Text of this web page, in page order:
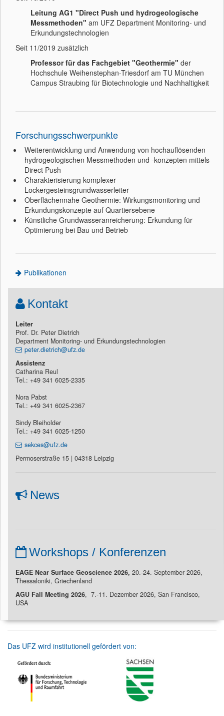
Leitung AG1 "Direct Push und hydrogeologische
Messmethoden" am UFZ Department Monitoring- und
Erkundungstechnologien
Seit 11/2019 zusätzlich
Professor für das Fachgebiet "Geothermie" der
Hochschule Weihenstephan-Triesdorf am TU München
Campus Straubing für Biotechnologie und Nachhaltigkeit
Forschungsschwerpunkte
Weiterentwicklung und Anwendung von hochauflösenden
hydrogeologischen Messmethoden und -konzepten mittels
Direct Push
Charakterisierung komplexer
Lockergesteinsgrundwasserleiter
Oberflächennahe Geothermie: Wirkungsmonitoring und
Erkundungskonzepte auf Quartiersebene
Künstliche Grundwasseranreicherung: Erkundung für
Optimierung bei Bau und Betrieb
Publikationen
Kontakt
Leiter
Prof. Dr. Peter Dietrich
Department Monitoring- und Erkundungstechnologien
peter.dietrich@ufz.de
Assistenz
Catharina Reul
Tel.: +49 341 6025-2335
Nora Pabst
Tel.: +49 341 6025-2367
Sindy Bleiholder
Tel.: +49 341 6025-1250
sekces@ufz.de
Permoserstraße 15 | 04318 Leipzig
News
Workshops / Konferenzen
EAGE Near Surface Geoscience 2026, 20.-24. September 2026,
Thessaloniki, Griechenland
AGU Fall Meeting 2026, 7.-11. Dezember 2026, San Francisco,
USA
Das UFZ wird institutionell gefördert von: